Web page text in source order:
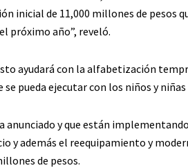
inicial de 11,000 millones de pesos
próximo año”, reveló.
ayudará con la alfabetización
se pueda ejecutar con los niños y
y que están
y además el reequipamiento y
de pesos.